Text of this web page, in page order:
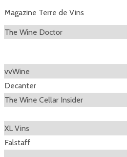
Magazine Terre de Vins
The Wine Doctor
vvWine
Decanter
The Wine Cellar Insider
XL Vins
Falstaff